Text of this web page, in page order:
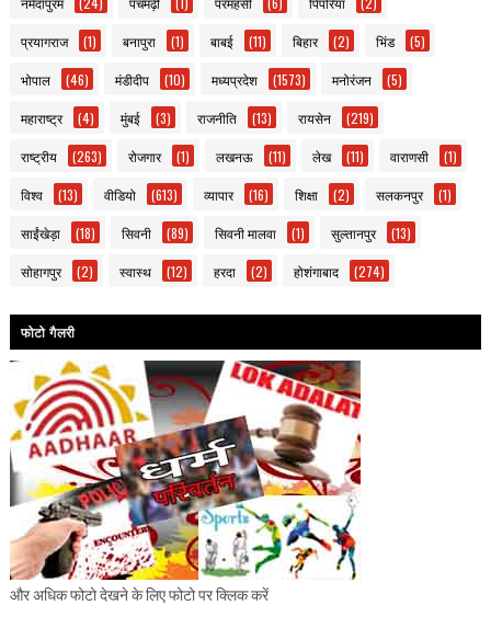
प्रयागराज (1) बनापुरा (1) बाबई (11) बिहार (2) भिंड (5)
भोपाल (46) मंडीदीप (10) मध्यप्रदेश (1573) मनोरंजन (5)
महाराष्ट्र (4) मुंबई (3) राजनीति (13) रायसेन (219)
राष्ट्रीय (263) रोजगार (1) लखनऊ (11) लेख (11) वाराणसी (1)
विश्व (13) वीडियो (613) व्यापार (16) शिक्षा (2) सलकनपुर (1)
साईंखेड़ा (18) सिवनी (89) सिवनी मालवा (1) सुल्तानपुर (13)
सोहागपुर (2) स्वास्थ (12) हरदा (2) होशंगाबाद (274)
फोटो गैलरी
और अधिक फोटो देखने के लिए फोटो पर क्लिक करें